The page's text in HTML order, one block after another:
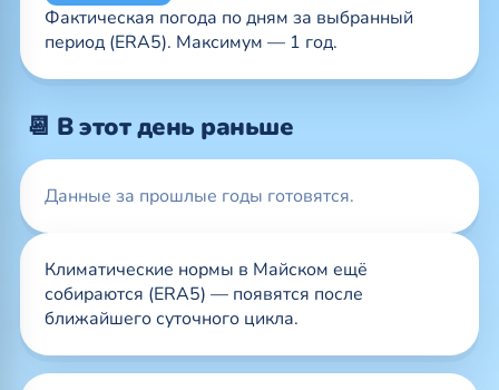
Фактическая погода по дням за выбранный
период (ERA5). Максимум — 1 год.
📆 В этот день раньше
Данные за прошлые годы готовятся.
Климатические нормы в Майском ещё
собираются (ERA5) — появятся после
ближайшего суточного цикла.